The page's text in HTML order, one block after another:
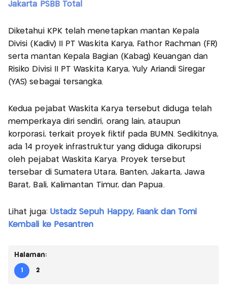
Jakarta PSBB Total
Diketahui KPK telah menetapkan mantan Kepala
Divisi (Kadiv) II PT Waskita Karya, Fathor Rachman (FR)
serta mantan Kepala Bagian (Kabag) Keuangan dan
Risiko Divisi II PT Waskita Karya, Yuly Ariandi Siregar
(YAS) sebagai tersangka.
Kedua pejabat Waskita Karya tersebut diduga telah
memperkaya diri sendiri, orang lain, ataupun
korporasi, terkait proyek fiktif pada BUMN. Sedikitnya,
ada 14 proyek infrastruktur yang diduga dikorupsi
oleh pejabat Waskita Karya. Proyek tersebut
tersebar di Sumatera Utara, Banten, Jakarta, Jawa
Barat, Bali, Kalimantan Timur, dan Papua.
Lihat juga: Ustadz Sepuh Happy, Faank dan Tomi
Kembali ke Pesantren
Halaman:
1 2